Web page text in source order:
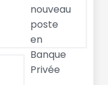
nouveau
poste
en
Banque
Privée